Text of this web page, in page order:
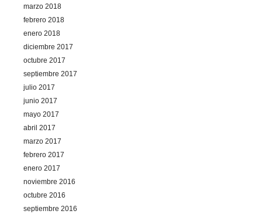
marzo 2018
febrero 2018
enero 2018
diciembre 2017
octubre 2017
septiembre 2017
julio 2017
junio 2017
mayo 2017
abril 2017
marzo 2017
febrero 2017
enero 2017
noviembre 2016
octubre 2016
septiembre 2016